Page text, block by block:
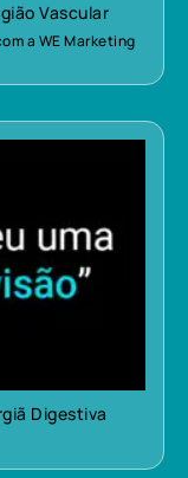
Vascular
a WE Marketing
Digestiva